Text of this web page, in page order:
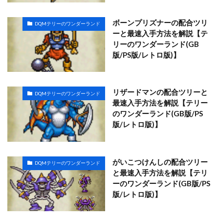
DQMテリーのワンダーランド
ボーンプリズナーの配合ツリ
ーと最速入手方法を解説【テ
リーのワンダーランド(GB
版/PS版/レトロ版)】
DQMテリーのワンダーランド
リザードマンの配合ツリーと
最速入手方法を解説【テリー
のワンダーランド(GB版/PS
版/レトロ版)】
DQMテリーのワンダーランド
がいこつけんしの配合ツリー
と最速入手方法を解説【テリ
ーのワンダーランド(GB版/PS
版/レトロ版)】